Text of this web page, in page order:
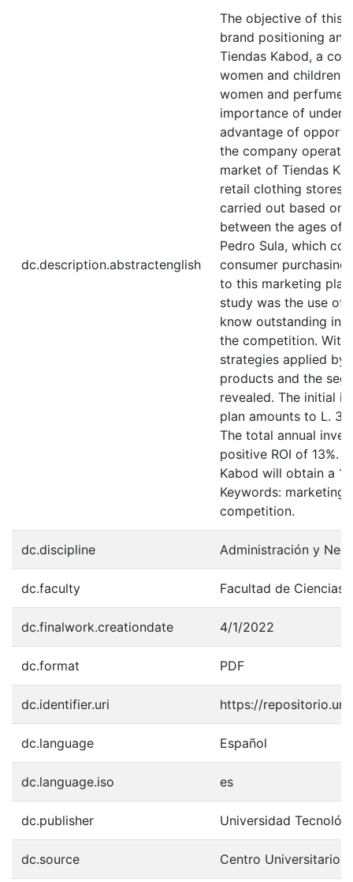
dc.description.abstractenglish
The objective of this
brand positioning
Tiendas Kabod, a
women and children,
women and
importance of
advantage of
the company
market of Tiendas
retail clothing stores
carried out based on
between the ages of
Pedro Sula, which
consumer
to this marketing
study was the use of
know outstanding
the competition.
strategies applied by
products and the
revealed. The initial
plan amounts to L.
The total annual
positive ROI of 13%.
Kabod will obtain a
Keywords: marketing
competition.
dc.discipline Administración y
dc.faculty Facultad de Ciencias
dc.finalwork.creationdate 4/1/2022
dc.format PDF
dc.identifier.uri https://
dc.language Español
dc.language.iso es
dc.publisher Universidad
dc.source Centro Universitario